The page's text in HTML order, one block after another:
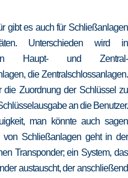
gibt es auch für Schließanlagen
Unterschieden wird in
in Haupt- und Zentral-
die Zentralschlossanlagen.
die Zuordnung der Schlüssel zu
an die Benutzer.
man könnte auch sagen
von Schließanlagen geht in der
Transponder; ein System, das
austauscht, der anschließend